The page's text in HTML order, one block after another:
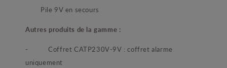
Pile 9V en secours
Autres produits de la gamme :
-Coffret CATP230V-9V : coffret alarme
uniquement